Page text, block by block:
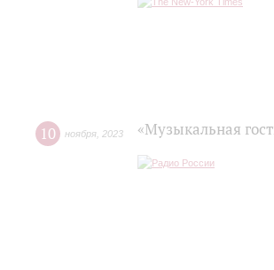
10 ноября 2023 «Музыкальная